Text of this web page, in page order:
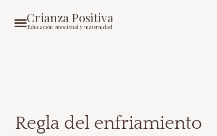
Crianza Positiva
Educación emocional y maternidad
Regla del enfriamiento